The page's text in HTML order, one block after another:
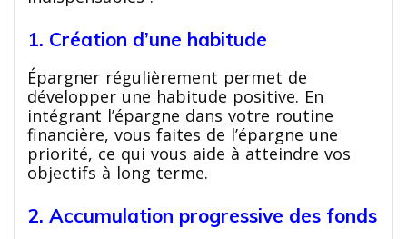
1. Création d’une habitude
Épargner régulièrement permet de
développer une habitude positive. En
intégrant l’épargne dans votre routine
financière, vous faites de l’épargne une
priorité, ce qui vous aide à atteindre vos
objectifs à long terme.
2. Accumulation progressive des fonds